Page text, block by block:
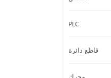
PLC
قاطع دائرة